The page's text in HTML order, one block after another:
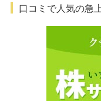
口コミで人気の急